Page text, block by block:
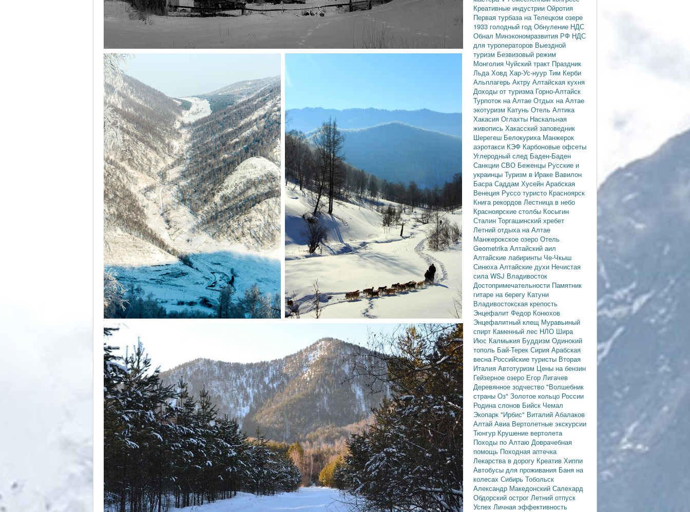
Креативные индустрии Ойротия
Первая турбаза на Телецком озере
1933 голодный год Обнуление НДС
Обнал Минэкономразвития РФ НДС
для туроператоров Выездной
туризм Безвизовый режим
Монголия Чуйский тракт Праздник
ЛьдаХовд Хар-Ус-нуур Тим Керби
Альплагерь Актру Алтайская кухня
Доходы от туризма Горно-Алтайск
Турпоток на Алтае Отдых на Алтае
экотуризм Катунь Отель Алтика
Хакасия Оглахты Наскальная
живопись Хакасский заповедник
Шерегеш Белокуриха Манжерок
аэротакси КЭФ Карбоновые офсеты
Углеродный след Баден-Баден
Санкции СВО Беженцы Русские и
украинцы Туризм в Ираке Вавилон
БасраСаддам Хусейн Арабская
Венеция Руссо туристо Красноярск
Книга рекордов Лестница в небо
Красноярские столбы Косыгин
Сталин Торгашинский хребет
Летний отдыха на Алтае
Манжерокское озеро Отель
Geometrika Алтайский аил
Алтайские лабиринты Че-Чкыш
СинюхаАлтайские духи Нечистая
силаWSJ Владивосток
Достопримечательности Памятник
гитаре на берегу Катуни
Владивостокская крепость
Энцефалит Федор Конюхов
Энцефалитный клещ Муравьиный
спирт Каменный лес НЛО Шира
Июс Калмыкия Буддизм Одинокий
тополь Бай-Терек Сирия Арабская
весна Российские туристы Вторая
Италия Автотуризм Цены на бензин
Гейзерное озеро Егор Лигачев
Деревянное зодчество "Волшебник
страны Оз" Золотое кольцо России
Родина слонов Бийск Чемал
Экопарк "Ирбис" Виталий Абалаков
Алтай Авиа Вертолетные экскурсии
Тюнгур Крушение вертолета
Походы по Алтаю Доврачебная
помощь Походная аптечка
Лекарства в дорогу Креатив Хиппи
Автобусы для проживания Баня на
колесах Сибирь Тобольск
Александр Македонский Салехард
Обдорский острог Летний отпуск
Успех Личная эффективность